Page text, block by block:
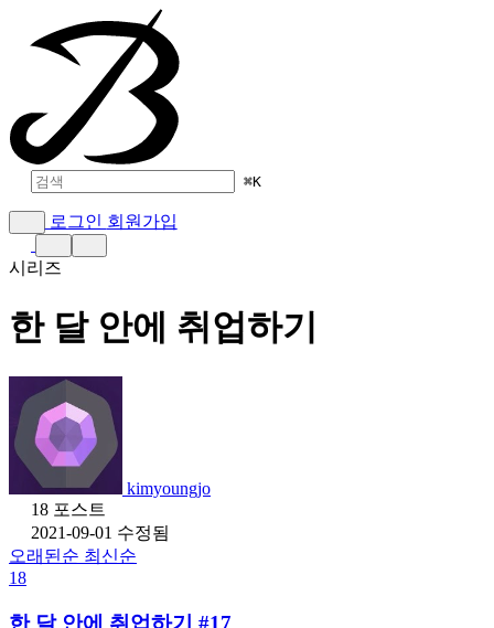
⌘K
로그인 회원가입
시리즈
한 달 안에 취업하기
kimyoungjo
18 포스트
2021-09-01 수정됨
오래된순 최신순
18
한 달 안에 취업하기 #17